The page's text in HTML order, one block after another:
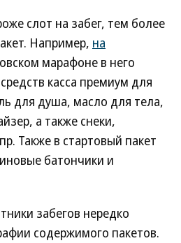
слот на забег, тем более
Например, на
марафоне в него
касса премиум для
для душа, масло для тела,
а также снеки,
Также в стартовый пакет
батончики и
забегов нередко
содержимого пакетов.